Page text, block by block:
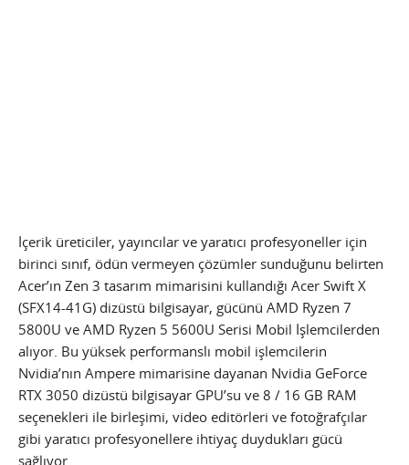
İçerik üreticiler, yayıncılar ve yaratıcı profesyoneller için
birinci sınıf, ödün vermeyen çözümler sunduğunu belirten
Acer’ın Zen 3 tasarım mimarisini kullandığı Acer Swift X
(SFX14-41G) dizüstü bilgisayar, gücünü AMD Ryzen 7
5800U ve AMD Ryzen 5 5600U Serisi Mobil İşlemcilerden
alıyor. Bu yüksek performanslı mobil işlemcilerin
Nvidia’nın Ampere mimarisine dayanan Nvidia GeForce
RTX 3050 dizüstü bilgisayar GPU’su ve 8 / 16 GB RAM
seçenekleri ile birleşimi, video editörleri ve fotoğrafçılar
gibi yaratıcı profesyonellere ihtiyaç duydukları gücü
sağlıyor.